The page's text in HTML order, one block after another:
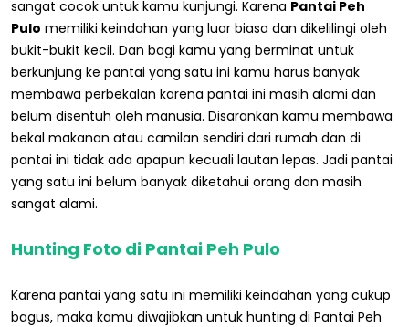
sangat cocok untuk kamu kunjungi. Karena Pantai Peh
Pulo memiliki keindahan yang luar biasa dan dikelilingi oleh
bukit-bukit kecil. Dan bagi kamu yang berminat untuk
berkunjung ke pantai yang satu ini kamu harus banyak
membawa perbekalan karena pantai ini masih alami dan
belum disentuh oleh manusia. Disarankan kamu membawa
bekal makanan atau camilan sendiri dari rumah dan di
pantai ini tidak ada apapun kecuali lautan lepas. Jadi pantai
yang satu ini belum banyak diketahui orang dan masih
sangat alami.
Hunting Foto di Pantai Peh Pulo
Karena pantai yang satu ini memiliki keindahan yang cukup
bagus, maka kamu diwajibkan untuk hunting di Pantai Peh